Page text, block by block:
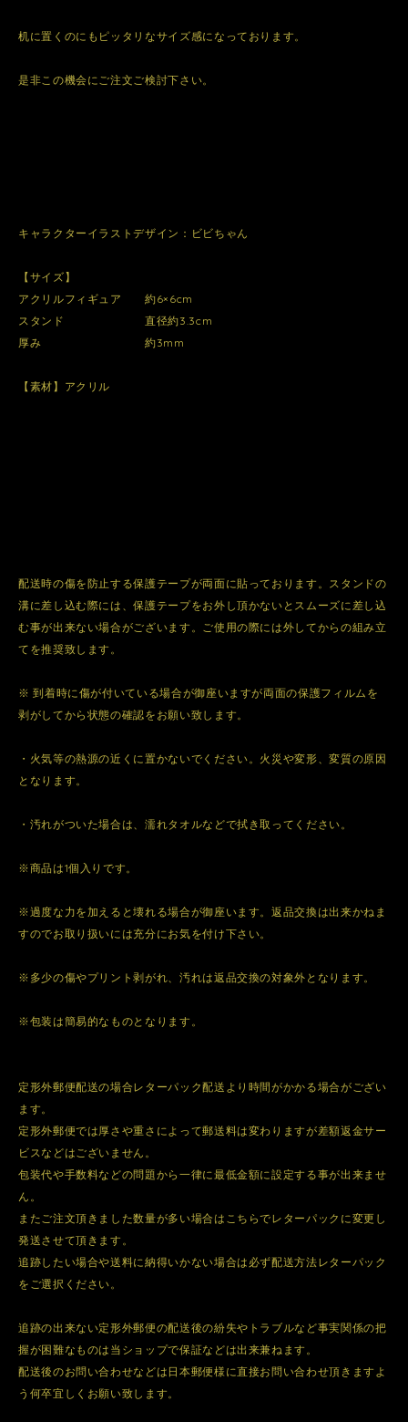
机に置くのにもピッタリなサイズ感になっております。
是非この機会にご注文ご検討下さい。
キャラクターイラストデザイン：ビビちゃん
【サイズ】
アクリルフィギュア 約6×6cm
スタンド 直径約3.3cm
厚み 約3mm
【素材】アクリル
配送時の傷を防止する保護テープが両面に貼っております。スタンドの
溝に差し込む際には、保護テープをお外し頂かないとスムーズに差し込
む事が出来ない場合がございます。ご使用の際には外してからの組み立
てを推奨致します。
※ 到着時に傷が付いている場合が御座いますが両面の保護フィルムを
剥がしてから状態の確認をお願い致します。
・火気等の熱源の近くに置かないでください。火災や変形、変質の原因
となります。
・汚れがついた場合は、濡れタオルなどで拭き取ってください。
※商品は1個入りです。
※過度な力を加えると壊れる場合が御座います。返品交換は出来かねま
すのでお取り扱いには充分にお気を付け下さい。
※多少の傷やプリント剥がれ、汚れは返品交換の対象外となります。
※包装は簡易的なものとなります。
定形外郵便配送の場合レターパック配送より時間がかかる場合がござい
ます。
定形外郵便では厚さや重さによって郵送料は変わりますが差額返金サー
ビスなどはございません。
包装代や手数料などの問題から一律に最低金額に設定する事が出来ませ
ん。
またご注文頂きました数量が多い場合はこちらでレターパックに変更し
発送させて頂きます。
追跡したい場合や送料に納得いかない場合は必ず配送方法レターパック
をご選択ください。
追跡の出来ない定形外郵便の配送後の紛失やトラブルなど事実関係の把
握が困難なものは当ショップで保証などは出来兼ねます。
配送後のお問い合わせなどは日本郵便様に直接お問い合わせ頂きますよ
う何卒宜しくお願い致します。